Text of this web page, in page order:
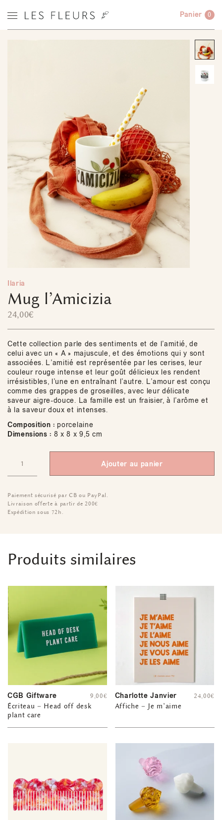
Panier 0
Ilaria
Mug l’Amicizia
24,00€
Cette collection parle des sentiments et de l’amitié, de
celui avec un « A » majuscule, et des émotions qui y sont
associées. L’amitié est représentée par les cerises, leur
couleur rouge intense et leur goût délicieux les rendent
irrésistibles, l’une en entraînant l’autre. L’amour est conçu
comme des grappes de groseilles, avec leur délicate
saveur aigre-douce. La famille est un fraisier, à l’arôme et
à la saveur doux et intenses.
Composition : porcelaine
Dimensions : 8 x 8 x 9,5 cm
Ajouter au panier
Paiement sécurisé par CB ou PayPal.
Livraison offerte à partir de 200€
Expédition sous 72h.
Produits similaires
CGB Giftware
Écriteau – Head off desk
plant care
9,00€ Charlotte Janvier
Affiche – Je m’aime
24,00€